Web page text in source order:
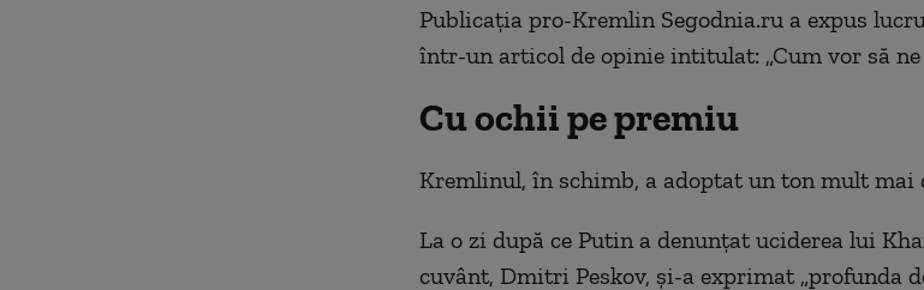
Publicația pro-Kremlin Segodnia.ru a expus
într-un articol de opinie intitulat: „Cum vor să ne
Cu ochii pe premiu
Kremlinul, în schimb, a adoptat un ton mult mai
La o zi după ce Putin a denunțat uciderea lui
cuvânt, Dmitri Peskov, și-a exprimat „profunda